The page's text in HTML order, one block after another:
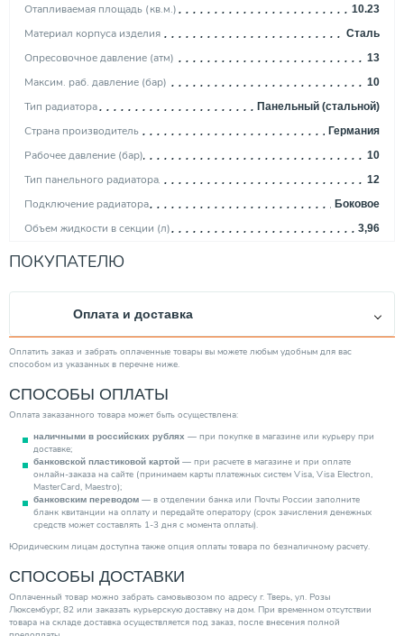
Отапливаемая площадь (кв.м.) 10.23
Материал корпуса изделия Сталь
Опресовочное давление (атм) 13
Максим. раб. давление (бар) 10
Тип радиатора Панельный (стальной)
Страна производитель Германия
Рабочее давление (бар) 10
Тип панельного радиатора 12
Подключение радиатора Боковое
Объем жидкости в секции (л) 3,96
Тепловая мощность (Вт)
Ширина (мм)
Монтаж. стоимость
Максимальная рабочая температура (℃)
Категория
ПОКУПАТЕЛЮ
Оплата и доставка
Оплатить заказ и забрать оплаченные товары вы можете любым удобным для вас
способом из указанных в перечне ниже.
СПОСОБЫ ОПЛАТЫ
Оплата заказанного товара может быть осуществлена:
наличными в российских рублях — при покупке в магазине или курьеру при
доставке;
банковской пластиковой картой — при расчете в магазине и при оплате
онлайн-заказа на сайте (принимаем карты платежных систем Visa, Visa Electron,
MasterCard, Maestro);
банковским переводом — в отделении банка или Почты России заполните
бланк квитанции на оплату и передайте оператору (срок зачисления денежных
средств может составлять 1-3 дня с момента оплаты).
Юридическим лицам доступна также опция оплаты товара по безналичному расчету.
СПОСОБЫ ДОСТАВКИ
Оплаченный товар можно забрать самовывозом по адресу г. Тверь, ул. Розы
Люксембург, 82 или заказать курьерскую доставку на дом. При временном отсутствии
товара на складе доставка осуществляется под заказ, после внесения полной